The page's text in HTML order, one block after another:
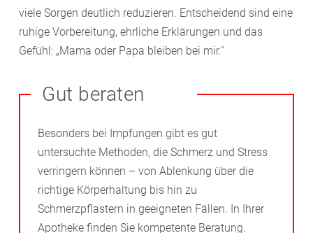
viele Sorgen deutlich reduzieren. Entscheidend sind eine
ruhige Vorbereitung, ehrliche Erklärungen und das
Gefühl: „Mama oder Papa bleiben bei mir.“
Gut beraten
Besonders bei Impfungen gibt es gut
untersuchte Methoden, die Schmerz und Stress
verringern können – von Ablenkung über die
richtige Körperhaltung bis hin zu
Schmerzpflastern in geeigneten Fällen. In Ihrer
Apotheke finden Sie kompetente Beratung.